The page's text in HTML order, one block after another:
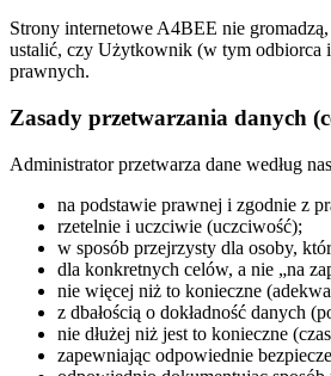
Strony internetowe A4BEE nie
ustalić, czy Użytkownik (w tym odbiorca
prawnych.
Zasady przetwarzania danych
Administrator przetwarza dane według
na podstawie prawnej i zgodnie z
rzetelnie i uczciwie (uczciwość);
w sposób przejrzysty dla osoby,
dla konkretnych celów, a nie „na
nie więcej niż to konieczne
z dbałością o dokładność danych
nie dłużej niż jest to konieczne
zapewniając odpowiednie